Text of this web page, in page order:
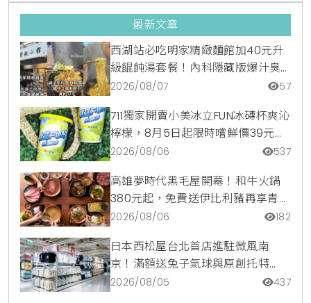
最新文章
西湖站必吃明家精緻麵館加40元升
級餛飩湯套餐！內科隱藏版爆汁臭
豆腐麵與牛肉麵疙瘩平價攻略
2026/08/07 57
711獨家開賣小美冰立FUN冰磚杯爽沁
檸檬，8月5日起限時嚐鮮價39元特
調咖啡氣泡水超讚
2026/08/06 537
高雄夢時代黑毛屋開幕！和牛火鍋
380元起，免費送伊比利豬再享青森
蘋果冰淇淋加購價。
2026/08/06 182
日本西松屋台北首店進駐微風南
京！滿額送兔子氣球與原創托特
包，指定夏裝享8折優惠
2026/08/05 437